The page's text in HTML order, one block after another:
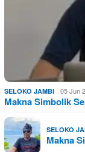
SELOKO JAMBI 05 Jun
Makna Simbolik
SELOKO
Makna